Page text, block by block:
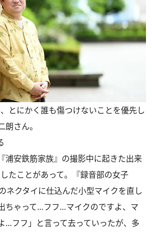
とにかく誰も傷つけないことを優先し
さん。
浦安鉄筋家族』の撮影中に起きた出来
たことがあって。『録音部の女子
ネクタイに仕込んだ小型マイクを直し
ちゃって…フフ…マイクのですよ、マ
…フフ」と言って去っていったが、多